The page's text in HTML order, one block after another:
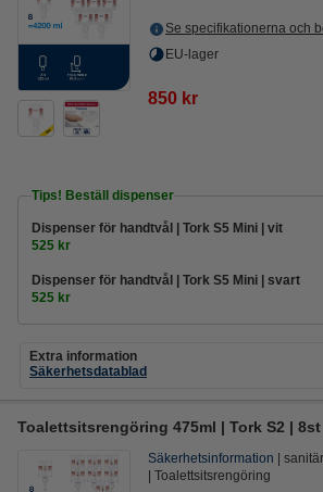
Se specifikationerna och
EU-lager
850 kr
Tips! Beställ dispenser
Dispenser för handtvål | Tork S5 Mini | vit
525 kr
Dispenser för handtvål | Tork S5 Mini | svart
525 kr
Extra information
Säkerhetsdatablad
Toalettsitsrengöring 475ml | Tork S2 | 8st
Säkerhetsinformation
Toalettsitsrengöring